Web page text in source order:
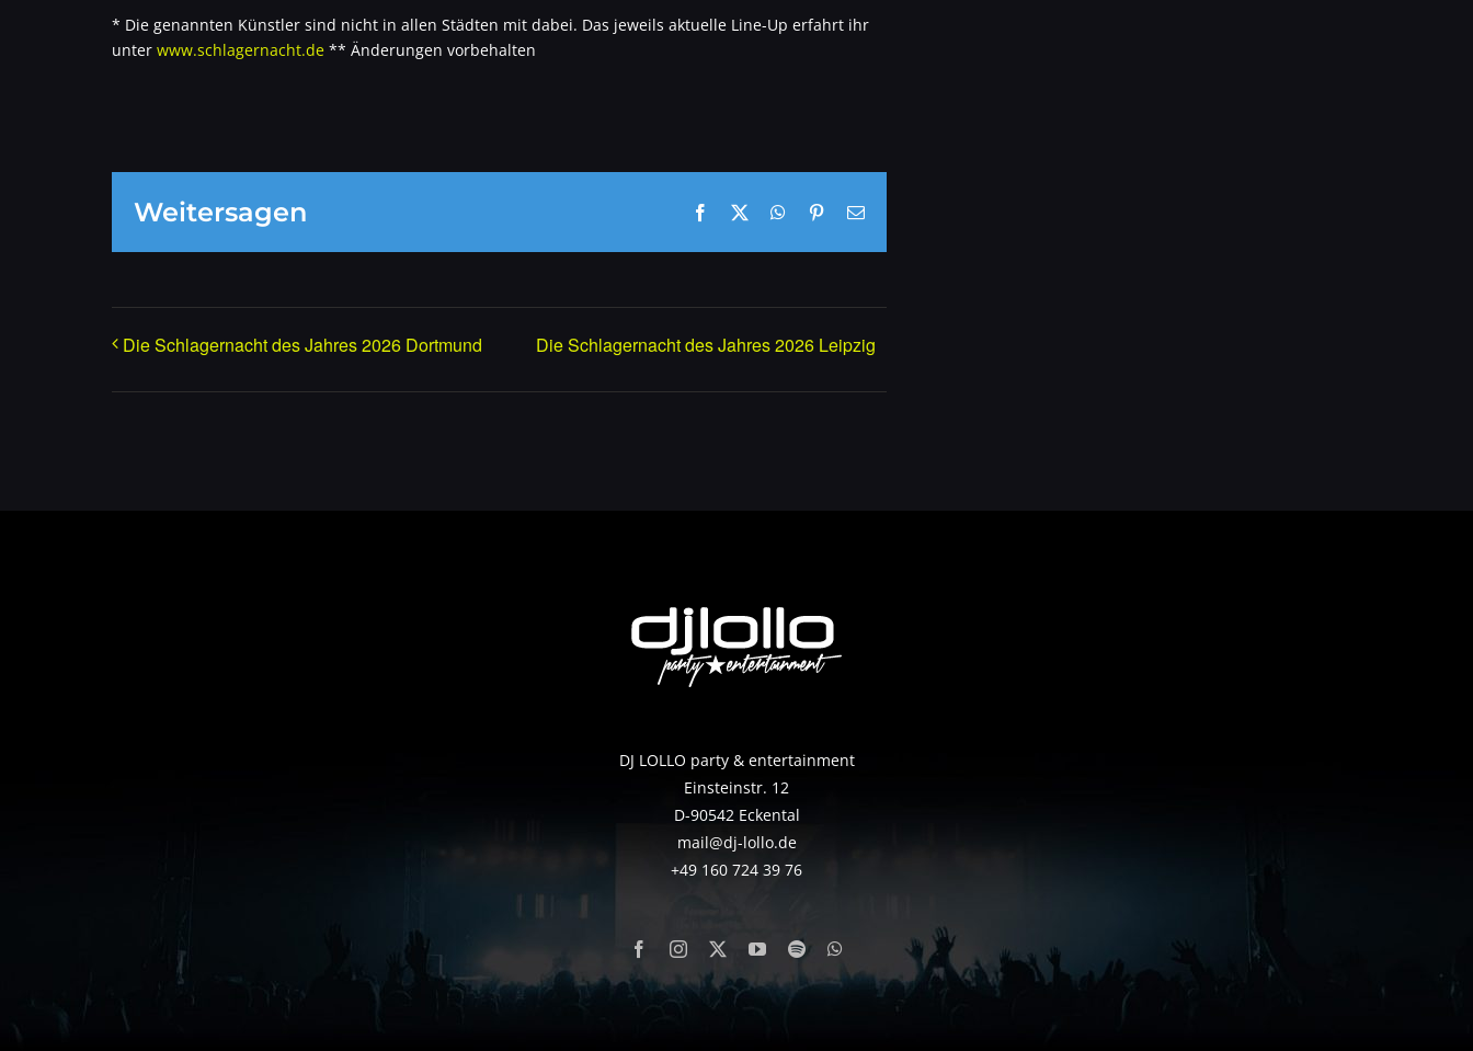
* Die genannten Künstler sind nicht in allen Städten mit dabei. Das jeweils aktuelle Line-Up erfahrt ihr
unter www.schlagernacht.de ** Änderungen vorbehalten
Weitersagen Facebook
X WhatsApp
Pinterest
E-
Die Schlagernacht des Jahres 2026 Dortmund Die Schlagernacht des Jahres 2026 Leipzig
DJ LOLLO party & entertainment
Einsteinstr. 12
D-90542 Eckental
mail@dj-lollo.de
+49 160 724 39 76